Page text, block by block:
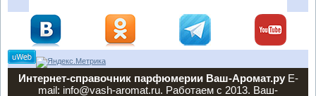
Интернет-справочник парфюмерии Ваш-Аромат.руE-
mail: info@vash-aromat.ru. Работаем с 2013. Ваш-